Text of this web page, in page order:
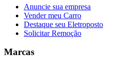
Anuncie sua empresa
Vender meu Carro
Destaque seu Eletroposto
Solicitar Remoção
Marcas